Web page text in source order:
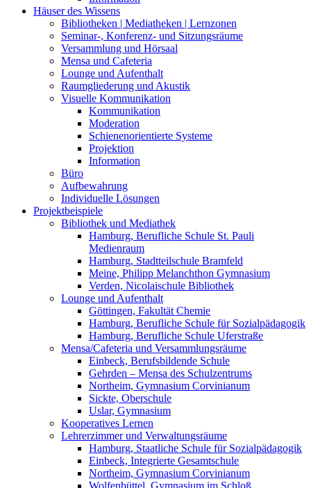
Häuser des Wissens
Bibliotheken | Mediatheken | Lernzonen
Seminar-, Konferenz- und Sitzungsräume
Versammlung und Hörsaal
Mensa und Cafeteria
Lounge und Aufenthalt
Raumgliederung und Akustik
Visuelle Kommunikation
Kommunikation
Moderation
Schienenorientierte Systeme
Projektion
Information
Büro
Aufbewahrung
Individuelle Lösungen
Projektbeispiele
Bibliothek und Mediathek
Hamburg, Berufliche Schule St. Pauli
Medienraum
Hamburg, Stadtteilschule Bramfeld
Meine, Philipp Melanchthon Gymnasium
Verden, Nicolaischule Bibliothek
Lounge und Aufenthalt
Göttingen, Fakultät Chemie
Hamburg, Berufliche Schule für Sozialpädagogik
Hamburg, Berufliche Schule Uferstraße
Mensa/Cafeteria und Versammlungsräume
Einbeck, Berufsbildende Schule
Gehrden – Mensa des Schulzentrums
Northeim, Gymnasium Corvinianum
Sickte, Oberschule
Uslar, Gymnasium
Kooperatives Lernen
Lehrerzimmer und Verwaltungsräume
Hamburg, Staatliche Schule für Sozialpädagogik
Einbeck, Integrierte Gesamtschule
Northeim, Gymnasium Corvinianum
Wolfenbüttel, Gymnasium im Schloß